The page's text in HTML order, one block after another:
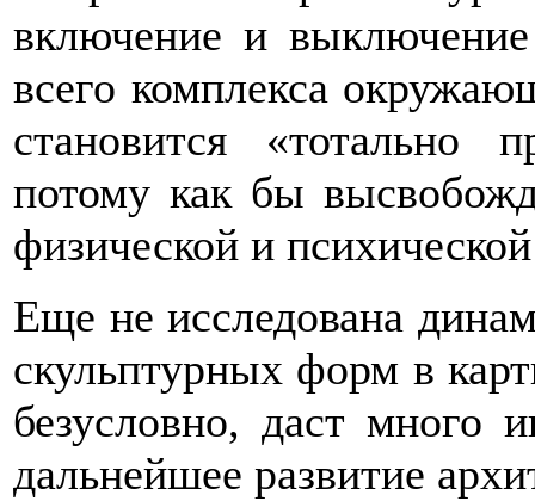
включение и
всего комплекса
становится «тотально
потому как бы
физической и
Еще не исследована
скульптурных форм в
безусловно, даст много
дальнейшее развитие